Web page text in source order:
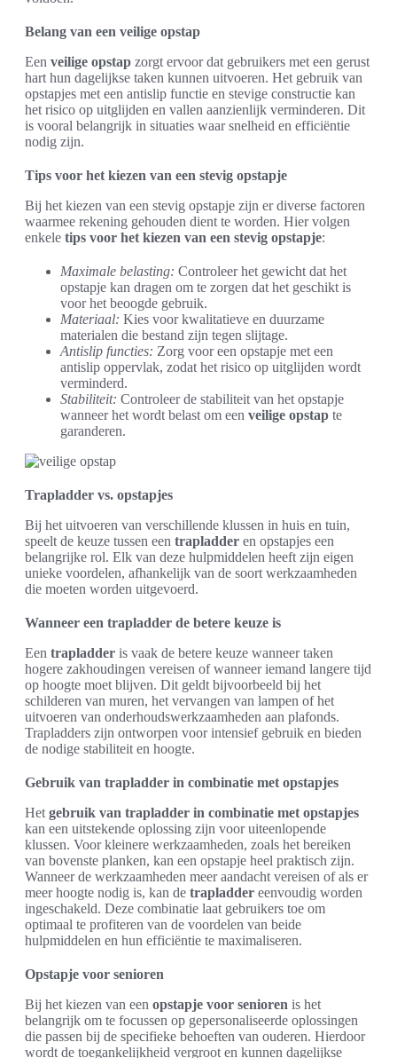
Belang van een veilige opstap
Een veilige opstap zorgt ervoor dat gebruikers met een gerust
hart hun dagelijkse taken kunnen uitvoeren. Het gebruik van
opstapjes met een antislip functie en stevige constructie kan
het risico op uitglijden en vallen aanzienlijk verminderen. Dit
is vooral belangrijk in situaties waar snelheid en efficiëntie
nodig zijn.
Tips voor het kiezen van een stevig opstapje
Bij het kiezen van een stevig opstapje zijn er diverse factoren
waarmee rekening gehouden dient te worden. Hier volgen
enkele tips voor het kiezen van een stevig opstapje:
Maximale belasting: Controleer het gewicht dat het
opstapje kan dragen om te zorgen dat het geschikt is
voor het beoogde gebruik.
Materiaal: Kies voor kwalitatieve en duurzame
materialen die bestand zijn tegen slijtage.
Antislip functies: Zorg voor een opstapje met een
antislip oppervlak, zodat het risico op uitglijden wordt
verminderd.
Stabiliteit: Controleer de stabiliteit van het opstapje
wanneer het wordt belast om een veilige opstap te
garanderen.
Trapladder vs. opstapjes
Bij het uitvoeren van verschillende klussen in huis en tuin,
speelt de keuze tussen een trapladder en opstapjes een
belangrijke rol. Elk van deze hulpmiddelen heeft zijn eigen
unieke voordelen, afhankelijk van de soort werkzaamheden
die moeten worden uitgevoerd.
Wanneer een trapladder de betere keuze is
Een trapladder is vaak de betere keuze wanneer taken
hogere zakhoudingen vereisen of wanneer iemand langere tijd
op hoogte moet blijven. Dit geldt bijvoorbeeld bij het
schilderen van muren, het vervangen van lampen of het
uitvoeren van onderhoudswerkzaamheden aan plafonds.
Trapladders zijn ontworpen voor intensief gebruik en bieden
de nodige stabiliteit en hoogte.
Gebruik van trapladder in combinatie met opstapjes
Het gebruik van trapladder in combinatie met opstapjes
kan een uitstekende oplossing zijn voor uiteenlopende
klussen. Voor kleinere werkzaamheden, zoals het bereiken
van bovenste planken, kan een opstapje heel praktisch zijn.
Wanneer de werkzaamheden meer aandacht vereisen of als er
meer hoogte nodig is, kan de trapladder eenvoudig worden
ingeschakeld. Deze combinatie laat gebruikers toe om
optimaal te profiteren van de voordelen van beide
hulpmiddelen en hun efficiëntie te maximaliseren.
Opstapje voor senioren
Bij het kiezen van een opstapje voor senioren is het
belangrijk om te focussen op gepersonaliseerde oplossingen
die passen bij de specifieke behoeften van ouderen. Hierdoor
wordt de toegankelijkheid vergroot en kunnen dagelijkse